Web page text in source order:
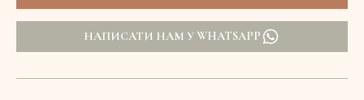
НАПИСАТИ НАМ У WHATSAPP